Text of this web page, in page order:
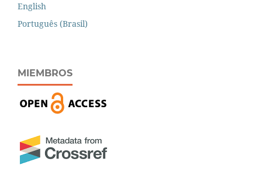
English
Português (Brasil)
MIEMBROS